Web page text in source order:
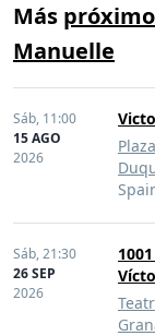
Más
Manuelle
Sáb, 11:00
15 AGO
2026
Sáb,21:30
26 SEP
2026